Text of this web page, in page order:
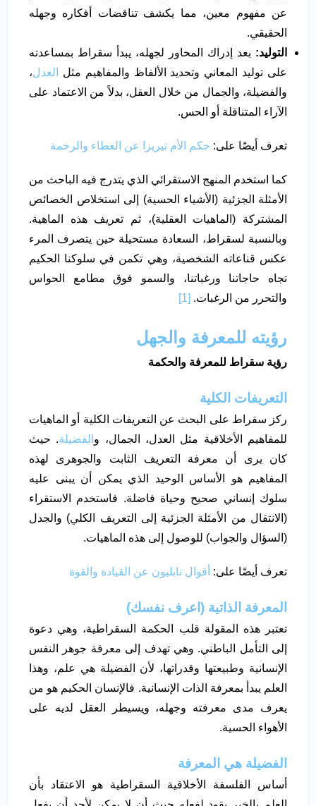
عن مفهوم معين، مما يكشف تناقضات أفكاره وجهله
الحقيقي.
التوليد: بعد إدراك المحاور لجهله، يبدأ سقراط بمساعدته
على توليد المعاني وتحديد الألفاظ والمفاهيم مثل
العدل،
والفضيلة، والجمال من خلال العقل، بدلاً من الاعتماد على
الآراء المتناقلة أو الحس.
تعرف أيضًا على: حكم الأم تيريزا عن العطاء والرحمة
كما استخدم المنهج الاستقرائي الذي يتدرج فيه الباحث من
الأمثلة الجزئية (الأشياء الحسية) إلى استخلاص الخصائص
المشتركة (الماهيات العقلية)، ثم تعريف هذه الماهية.
وبالنسبة لسقراط، السعادة مستحيلة حين يتصرف المرء
عكس قناعاته الشخصية، وهي تكمن في سلوكنا الحكيم
تجاه حاجاتنا ورغباتنا، والسمو فوق مطامع الحواس
والتحرر من الرغبات. [1]
رؤيته للمعرفة والجهل
رؤية سقراط للمعرفة والحكمة
التعريفات الكلية
ركز سقراط على البحث عن التعريفات الكلية أو الماهيات
للمفاهيم الأخلاقية مثل العدل، الجمال، و الفضيلة. حيث
كان يرى أن معرفة التعريف الثابت والجوهرى لهذه
المفاهيم هو الأساس الوحيد الذي يمكن أن يبنى عليه
سلوك إنساني صحيح وحياة فاضلة. فاستخدم الاستقراء
(الانتقال من الأمثلة الجزئية إلى التعريف الكلي) والجدل
(السؤال والجواب) للوصول إلى هذه الماهيات.
تعرف أيضًا على: أقوال نابليون عن القيادة والقوة
المعرفة الذاتية (اعرف نفسك)
تعتبر هذه المقولة قلب الحكمة السقراطية، وهي دعوة
إلى التأمل الباطني. وهي تهدف إلى معرفة جوهر النفس
الإنسانية وطبيعتها وقدراتها، لأن الفضيلة هي علم، وهذا
العلم يبدأ بمعرفة الذات الإنسانية. فالإنسان الحكيم هو من
يعرف مدى معرفته وجهله، ويسيطر العقل لديه على
الأهواء الحسية.
الفضيلة هي المعرفة
أساس الفلسفة الأخلاقية السقراطية هو الاعتقاد بأن